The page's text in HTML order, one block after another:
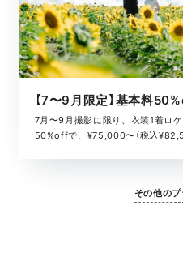
7月〜9月撮影に限り、衣装1着ロ
50%offで、¥75,000〜（税込
その他の